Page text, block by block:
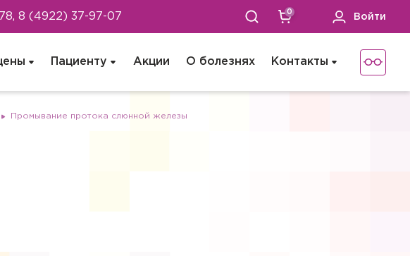
8 (4922) 37-97-07 0
Войти
Пациенту Акции О болезнях Контакты
Промывание протока слюнной железы